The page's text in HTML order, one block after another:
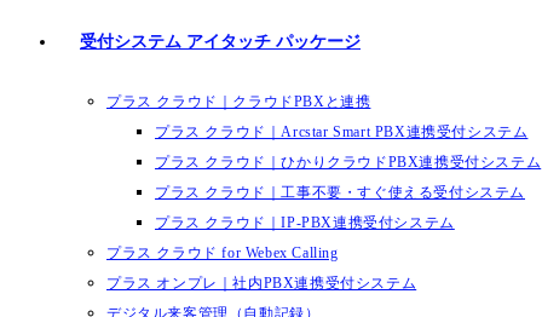
受付システム アイタッチ パッケージ
プラス クラウド｜クラウドPBXと連携
プラス クラウド｜Arcstar Smart PBX連携受付システム
プラス クラウド｜ひかりクラウドPBX連携受付システム
プラス クラウド｜工事不要・すぐ使える受付システム
プラス クラウド｜IP-PBX連携受付システム
プラス クラウド for Webex Calling
プラス オンプレ｜社内PBX連携受付システム
デジタル来客管理（自動記録）